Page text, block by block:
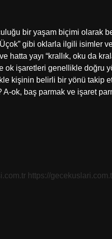
bir yaşam biçimi olarak
gibi oklarla ilgili isimler
yayı “krallık, oku da
işaretleri genellikle doğru
kişinin belirli bir yönü takip
ok, baş parmak ve işaret
https://